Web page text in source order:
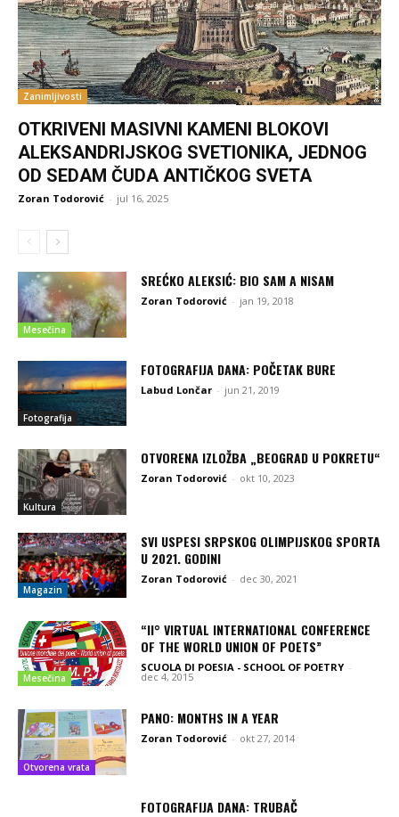
Zanimljivosti
OTKRIVENI MASIVNI KAMENI BLOKOVI
ALEKSANDRIJSKOG SVETIONIKA, JEDNOG
OD SEDAM ČUDA ANTIČKOG SVETA
Zoran Todorović - jul 16, 2025
Mesečina
SREĆKO ALEKSIĆ: BIO SAM A NISAM
Zoran Todorović - jan 19, 2018
Fotografija
FOTOGRAFIJA DANA: POČETAK BURE
Labud Lončar - jun 21, 2019
Kultura
OTVORENA IZLOŽBA „BEOGRAD U POKRETU“
Zoran Todorović - okt 10, 2023
Magazin
SVI USPESI SRPSKOG OLIMPIJSKOG SPORTA
U 2021. GODINI
Zoran Todorović - dec 30, 2021
Mesečina
“II° VIRTUAL INTERNATIONAL CONFERENCE
OF THE WORLD UNION OF POETS”
SCUOLA DI POESIA - SCHOOL OF POETRY -
dec 4, 2015
Otvorena vrata
PANO: MONTHS IN A YEAR
Zoran Todorović - okt 27, 2014
FOTOGRAFIJA DANA: TRUBAČ